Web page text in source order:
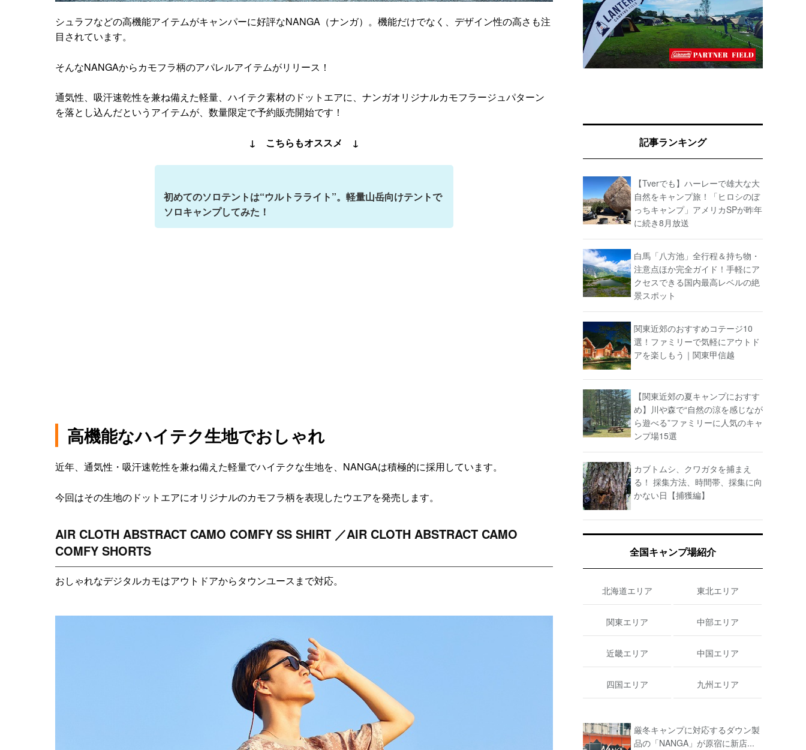
シュラフなどの高機能アイテムがキャンパーに好評なNANGA（ナンガ）。機能だけでなく、デザイン性の高さも注
目されています。
そんなNANGAからカモフラ柄のアパレルアイテムがリリース！
通気性、吸汗速乾性を兼ね備えた軽量、ハイテク素材のドットエアに、ナンガオリジナルカモフラージュパターン
を落とし込んだというアイテムが、数量限定で予約販売開始です！
↓ こちらもオススメ ↓
初めてのソロテントは“ウルトラライト”。軽量山岳向けテントで
ソロキャンプしてみた！
高機能なハイテク生地でおしゃれ
近年、通気性・吸汗速乾性を兼ね備えた軽量でハイテクな生地を、NANGAは積極的に採用しています。
今回はその生地のドットエアにオリジナルのカモフラ柄を表現したウエアを発売します。
AIR CLOTH ABSTRACT CAMO COMFY SS SHIRT ／AIR CLOTH ABSTRACT CAMO
COMFY SHORTS
おしゃれなデジタルカモはアウトドアからタウンユースまで対応。
記事ランキング
【Tverでも】ハーレーで雄大な大
自然をキャンプ旅！「ヒロシのぼ
っちキャンプ」アメリカSPが昨年
に続き8月放送
白馬「八方池」全行程＆持ち物・
注意点ほか完全ガイド！手軽にア
クセスできる国内最高レベルの絶
景スポット
関東近郊のおすすめコテージ10
選！ファミリーで気軽にアウトド
アを楽しもう｜関東甲信越
【関東近郊の夏キャンプにおすす
め】川や森で“自然の涼を感じなが
ら遊べる”ファミリーに人気のキャ
ンプ場15選
カブトムシ、クワガタを捕まえ
る！ 採集方法、時間帯、採集に向
かない日【捕獲編】
全国キャンプ場紹介
北海道エリア 東北エリア
関東エリア 中部エリア
近畿エリア 中国エリア
四国エリア 九州エリア
厳冬キャンプに対応するダウン製
品の「NANGA」が原宿に新店...